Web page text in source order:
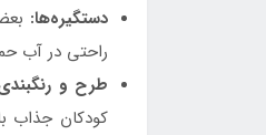
دستگیره‌ها:
راحتی در آب
طرح و
کودکان جذاب